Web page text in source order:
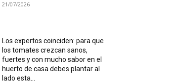
21/07/2026
Los expertos coinciden: para que
los tomates crezcan sanos,
fuertes y con mucho sabor en el
huerto de casa debes plantar al
lado esta...